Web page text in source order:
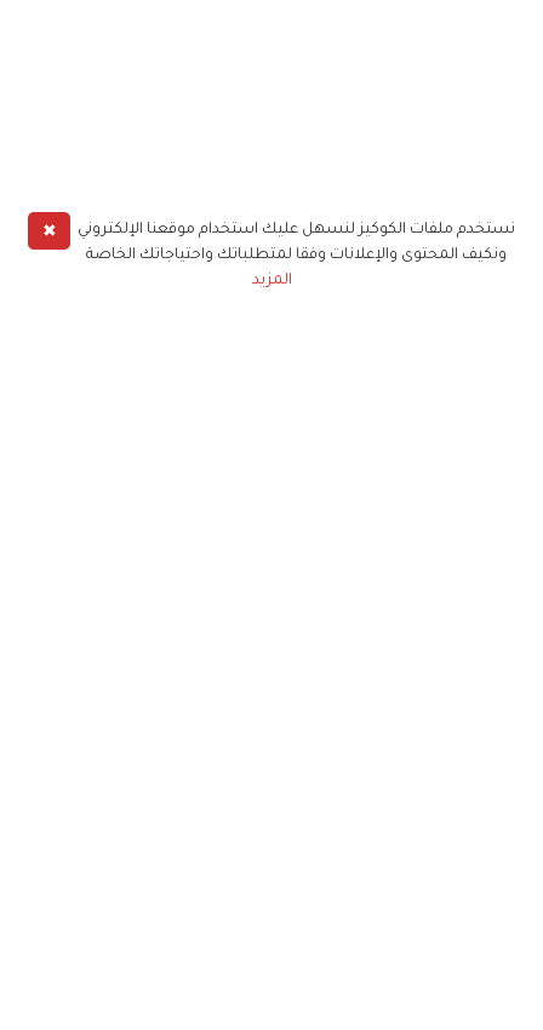
✖
نستخدم ملفات الكوكيز لنسهل عليك استخدام موقعنا الإلكتروني
ونكيف المحتوى والإعلانات وفقا لمتطلباتك واحتياجاتك الخاصة
المزيد